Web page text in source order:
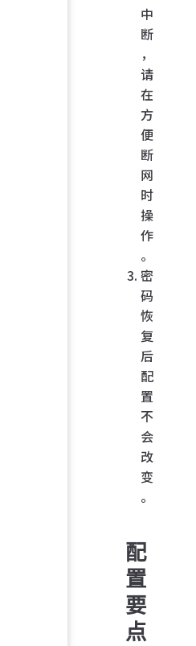
中
断
，
请
在
方
便
断
网
时
操
作
。
密
码
恢
复
后
配
置
不
会
改
变
。
配
置
要
点